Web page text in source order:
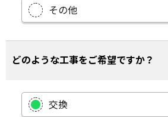
その他
どのような工事をご希望ですか？
交換